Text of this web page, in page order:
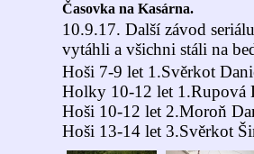
Časovka na Kasárna.
10.9.17. Další závod
vytáhli a všichni stáli na
Hoši 7-9 let 1.Svěrkot
Holky 10-12 let 1.Rupová
Hoši 10-12 let 2.Moroň
Hoši 13-14 let 3.Svěrkot